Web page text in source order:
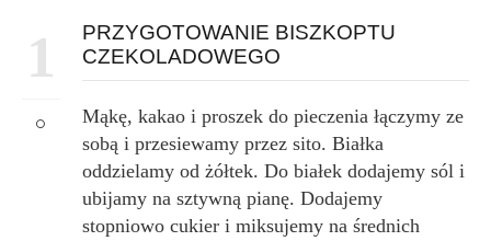
1
PRZYGOTOWANIE BISZKOPTU
CZEKOLADOWEGO
Mąkę, kakao i proszek do pieczenia łączymy ze
sobą i przesiewamy przez sito. Białka
oddzielamy od żółtek. Do białek dodajemy sól i
ubijamy na sztywną pianę. Dodajemy
stopniowo cukier i miksujemy na średnich